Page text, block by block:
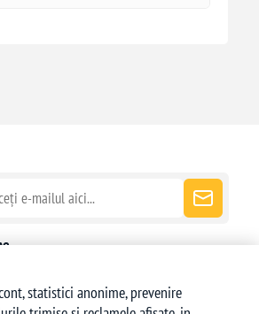
statistici anonime, prevenire